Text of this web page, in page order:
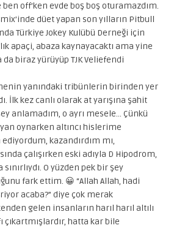
off’ken evde boş boş oturamazdım.
düet yapan son yılların Pitbull
Türkiye Jokey Kulübü Derneği için
apaçi, abaza kaynayacaktı ama yine
biraz yürüyüp TJK Veliefendi
yanındaki tribünlerin birinden yer
İlk kez canlı olarak at yarışına şahit
anlamadım, o ayrı mesele… Çünkü
oynarken altıncı hislerime
kazandırdım mı,
çalışırken eski adıyla D Hipodrom,
O yüzden pek bir şey
fark ettim. 😀 “Allah Allah, hadi
acaba?” diye çok merak
gelen insanların harıl harıl altılı
hatta kar bile